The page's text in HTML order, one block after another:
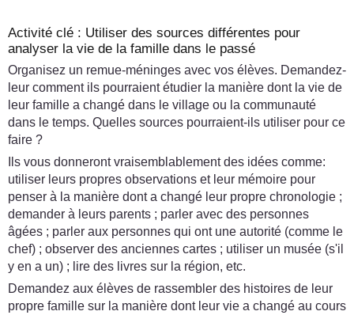
Activité clé : Utiliser des sources différentes pour
analyser la vie de la famille dans le passé
Organisez un remue-méninges avec vos élèves. Demandez-
leur comment ils pourraient étudier la manière dont la vie de
leur famille a changé dans le village ou la communauté
dans le temps. Quelles sources pourraient-ils utiliser pour ce
faire ?
Ils vous donneront vraisemblablement des idées comme:
utiliser leurs propres observations et leur mémoire pour
penser à la manière dont a changé leur propre chronologie ;
demander à leurs parents ; parler avec des personnes
âgées ; parler aux personnes qui ont une autorité (comme le
chef) ; observer des anciennes cartes ; utiliser un musée (s'il
y en a un) ; lire des livres sur la région, etc.
Demandez aux élèves de rassembler des histoires de leur
propre famille sur la manière dont leur vie a changé au cours